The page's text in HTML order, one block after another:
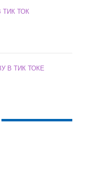
ТОК
В ТИК ТОКЕ